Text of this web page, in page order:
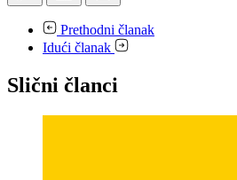
Prethodni članak
Idući članak
Slični članci